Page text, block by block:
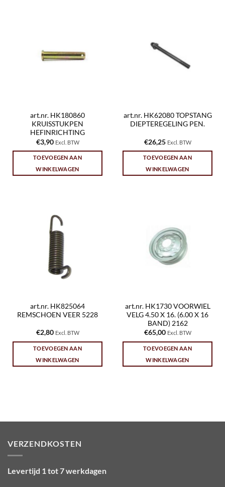
art.nr. HK180860
KRUISSTUKPEN
HEFINRICHTING
€3,90 Excl. BTW
TOEVOEGEN AAN
WINKELWAGEN
art.nr. HK62080 TOPSTANG
DIEPTEREGELING PEN.
€26,25 Excl. BTW
TOEVOEGEN AAN
WINKELWAGEN
art.nr. HK825064
REMSCHOEN VEER 5228
€2,80 Excl. BTW
TOEVOEGEN AAN
WINKELWAGEN
art.nr. HK1730 VOORWIEL
VELG 4.50 X 16. (6.00 X 16
BAND) 2162
€65,00 Excl. BTW
TOEVOEGEN AAN
WINKELWAGEN
VERZENDKOSTEN
Levertijd 1 tot 7 werkdagen